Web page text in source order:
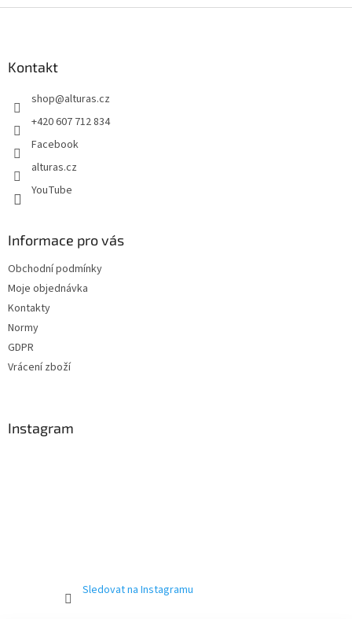
Kontakt
shop@alturas.cz
+420 607 712 834
Facebook
alturas.cz
YouTube
Informace pro vás
Obchodní podmínky
Moje objednávka
Kontakty
Normy
GDPR
Vrácení zboží
Instagram
Sledovat na Instagramu